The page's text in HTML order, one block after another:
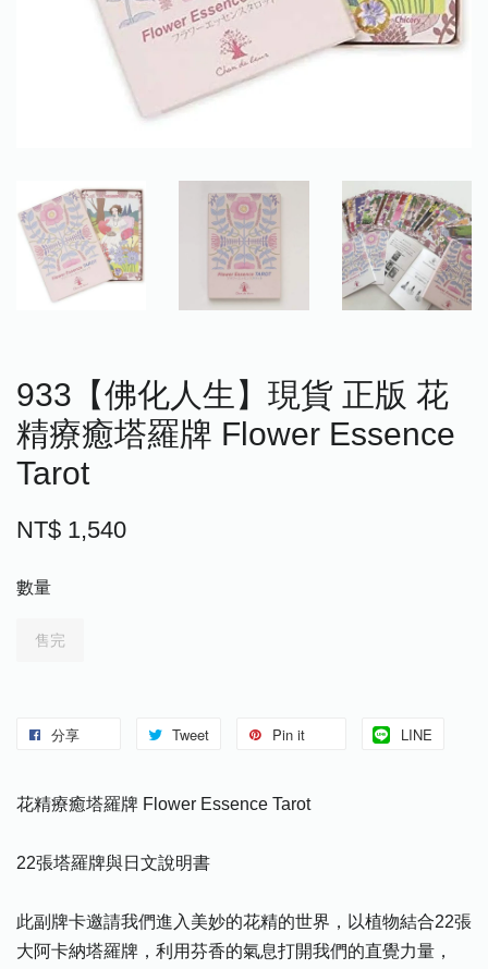
933【佛化人生】現貨 正版 花
精療癒塔羅牌 Flower Essence
Tarot
NT$ 1,540
數量
售完
分享 Tweet Pin it LINE
花精療癒塔羅牌 Flower Essence Tarot
22張塔羅牌與日文說明書
此副牌卡邀請我們進入美妙的花精的世界，以植物結合22張
大阿卡納塔羅牌，利用芬香的氣息打開我們的直覺力量，